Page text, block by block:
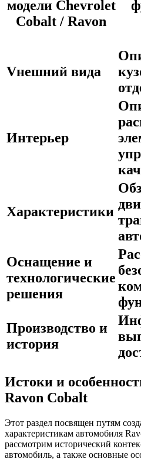
модели Chevrolet
Cobalt / Ravon
Vнешний вида
Интерьер
Характеристики
Оснащение и
технологические
решения
Производство и
история
Истоки и
Ravon Cobalt
Этот раздел посвящен путям
характеристикам автомобиля
рассмотрим исторический
автомобиль, а также основные